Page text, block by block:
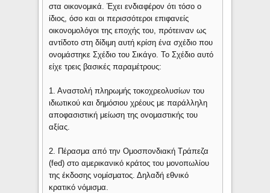
στα οικονομικά. Έχει ενδιαφέρον ότι τόσο ο
ίδιος, όσο και οι περισσότεροι επιφανείς
οικονομολόγοι της εποχής του, πρότειναν ως
αντίδοτο στη δίδιμη αυτή κρίση ένα σχέδιο που
ονομάστηκε Σχέδιο του Σικάγο. Το Σχέδιο αυτό
είχε τρεις βασικές παραμέτρους:
1. Αναστολή πληρωμής τοκοχρεολυσίων του
ιδιωτικού και δημόσιου χρέους με παράλληλη
αποφασιστική μείωση της ονομαστικής του
αξίας.
2. Πέρασμα από την Ομοσπονδιακή Τράπεζα
(fed) στο αμερικανικό κράτος του μονοπωλίου
της έκδοσης νομίσματος. Δηλαδή εθνικό
κρατικό νόμισμα.